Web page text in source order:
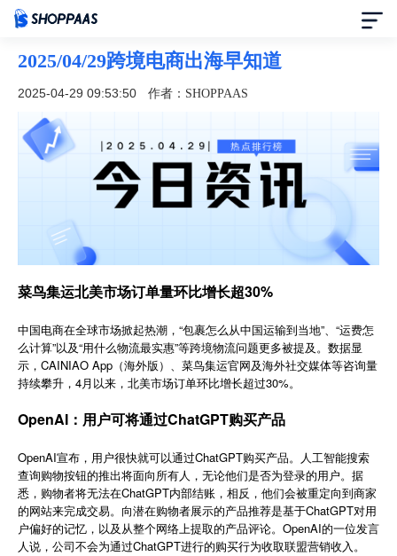
首页
定价
模板中心
合作伙伴
了解我们
简体中文
登录 免费使用
2025/04/29跨境电商出海早知道
2025-04-29 09:53:50 作者：SHOPPAAS
菜鸟集运北美市场订单量环比增长超30%
中国电商在全球市场掀起热潮，“包裹怎么从中国运输到当地”、“运费怎
么计算”以及“用什么物流最实惠”等跨境物流问题更多被提及。数据显
示，CAINIAO App（海外版）、菜鸟集运官网及海外社交媒体等咨询量
持续攀升，4月以来，北美市场订单环比增长超过30%。
OpenAI：用户可将通过ChatGPT购买产品
OpenAI宣布，用户很快就可以通过ChatGPT购买产品。人工智能搜索
查询购物按钮的推出将面向所有人，无论他们是否为登录的用户。据
悉，购物者将无法在ChatGPT内部结账，相反，他们会被重定向到商家
的网站来完成交易。向潜在购物者展示的产品推荐是基于ChatGPT对用
户偏好的记忆，以及从整个网络上提取的产品评论。OpenAI的一位发言
人说，公司不会为通过ChatGPT进行的购买行为收取联盟营销收入。